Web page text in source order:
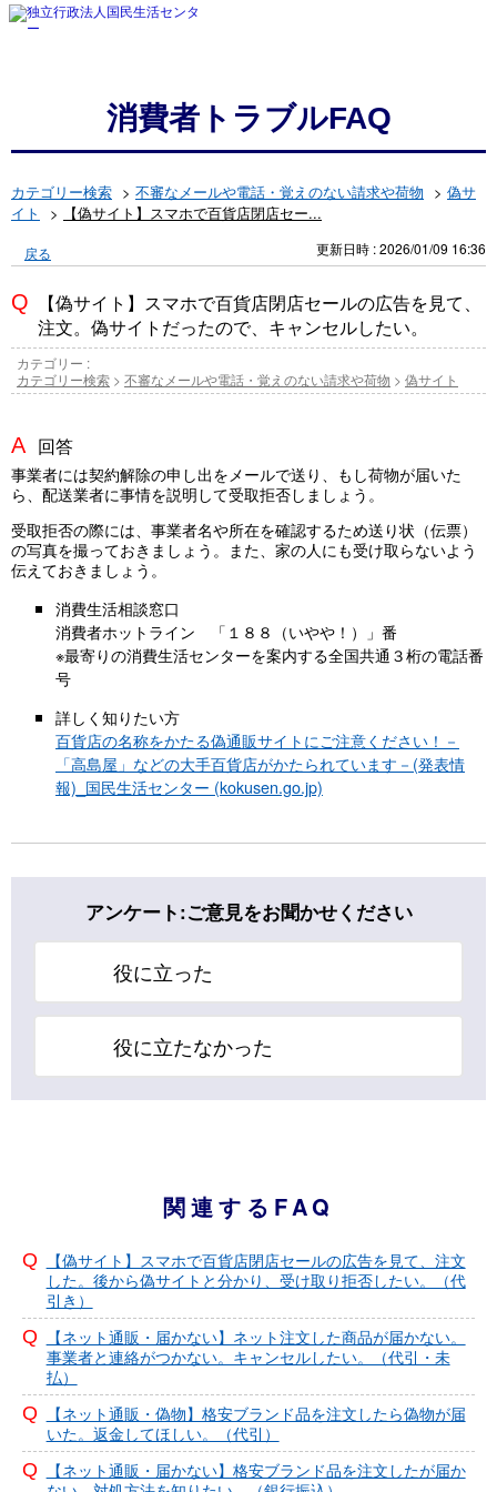
消費者トラブルFAQ
カテゴリー検索 > 不審なメールや電話・覚えのない請求や荷物 > 偽サ
イト
> 【偽サイト】スマホで百貨店閉店セー...
戻る 更新日時 : 2026/01/09 16:36
【偽サイト】スマホで百貨店閉店セールの広告を見て、
注文。偽サイトだったので、キャンセルしたい。
カテゴリー :
カテゴリー検索 > 不審なメールや電話・覚えのない請求や荷物 > 偽サイト
回答
事業者には契約解除の申し出をメールで送り、もし荷物が届いた
ら、配送業者に事情を説明して受取拒否しましょう。
受取拒否の際には、事業者名や所在を確認するため送り状（伝票）
の写真を撮っておきましょう。また、家の人にも受け取らないよう
伝えておきましょう。
消費生活相談窓口
消費者ホットライン 「１８８（いやや！）」番
※最寄りの消費生活センターを案内する全国共通３桁の電話番
号
詳しく知りたい方
百貨店の名称をかたる偽通販サイトにご注意ください！－
「高島屋」などの大手百貨店がかたられています－(発表情
報)_国民生活センター (kokusen.go.jp)
アンケート:ご意見をお聞かせください
役に立った
役に立たなかった
関連するFAQ
【偽サイト】スマホで百貨店閉店セールの広告を見て、注文
した。後から偽サイトと分かり、受け取り拒否したい。（代
引き）
【ネット通販・届かない】ネット注文した商品が届かない。
事業者と連絡がつかない。キャンセルしたい。（代引・未
払）
【ネット通販・偽物】格安ブランド品を注文したら偽物が届
いた。返金してほしい。（代引）
【ネット通販・届かない】格安ブランド品を注文したが届か